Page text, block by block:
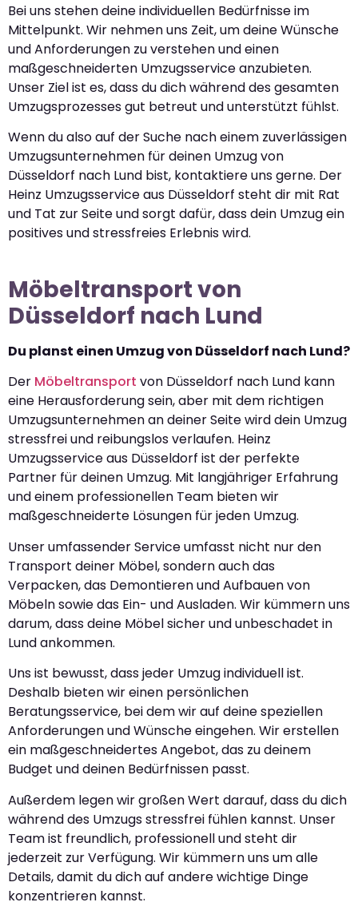
Bei uns stehen deine individuellen Bedürfnisse im
Mittelpunkt. Wir nehmen uns Zeit, um deine Wünsche
und Anforderungen zu verstehen und einen
maßgeschneiderten Umzugsservice anzubieten.
Unser Ziel ist es, dass du dich während des gesamten
Umzugsprozesses gut betreut und unterstützt fühlst.
Wenn du also auf der Suche nach einem zuverlässigen
Umzugsunternehmen für deinen Umzug von
Düsseldorf nach Lund bist, kontaktiere uns gerne. Der
Heinz Umzugsservice aus Düsseldorf steht dir mit Rat
und Tat zur Seite und sorgt dafür, dass dein Umzug ein
positives und stressfreies Erlebnis wird.
Möbeltransport von
Düsseldorf nach Lund
Du planst einen Umzug von Düsseldorf nach Lund?
Der Möbeltransport von Düsseldorf nach Lund kann
eine Herausforderung sein, aber mit dem richtigen
Umzugsunternehmen an deiner Seite wird dein Umzug
stressfrei und reibungslos verlaufen. Heinz
Umzugsservice aus Düsseldorf ist der perfekte
Partner für deinen Umzug. Mit langjähriger Erfahrung
und einem professionellen Team bieten wir
maßgeschneiderte Lösungen für jeden Umzug.
Unser umfassender Service umfasst nicht nur den
Transport deiner Möbel, sondern auch das
Verpacken, das Demontieren und Aufbauen von
Möbeln sowie das Ein- und Ausladen. Wir kümmern uns
darum, dass deine Möbel sicher und unbeschadet in
Lund ankommen.
Uns ist bewusst, dass jeder Umzug individuell ist.
Deshalb bieten wir einen persönlichen
Beratungsservice, bei dem wir auf deine speziellen
Anforderungen und Wünsche eingehen. Wir erstellen
ein maßgeschneidertes Angebot, das zu deinem
Budget und deinen Bedürfnissen passt.
Außerdem legen wir großen Wert darauf, dass du dich
während des Umzugs stressfrei fühlen kannst. Unser
Team ist freundlich, professionell und steht dir
jederzeit zur Verfügung. Wir kümmern uns um alle
Details, damit du dich auf andere wichtige Dinge
konzentrieren kannst.